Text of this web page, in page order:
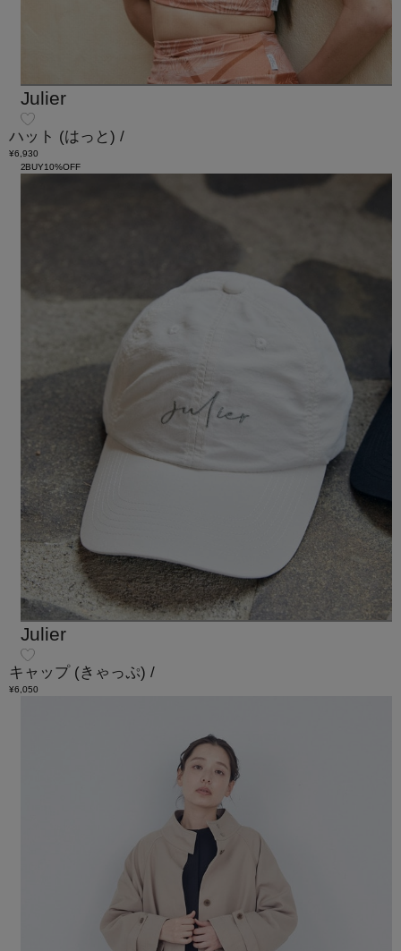
Julier
ハット (はっと) /
¥6,930
2BUY10%OFF
Julier
キャップ (きゃっぷ) /
¥6,050